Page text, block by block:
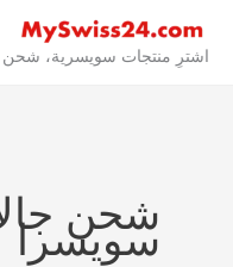
المحتوىاشترِ منتجات سويسرية،
شحن
سويسرا